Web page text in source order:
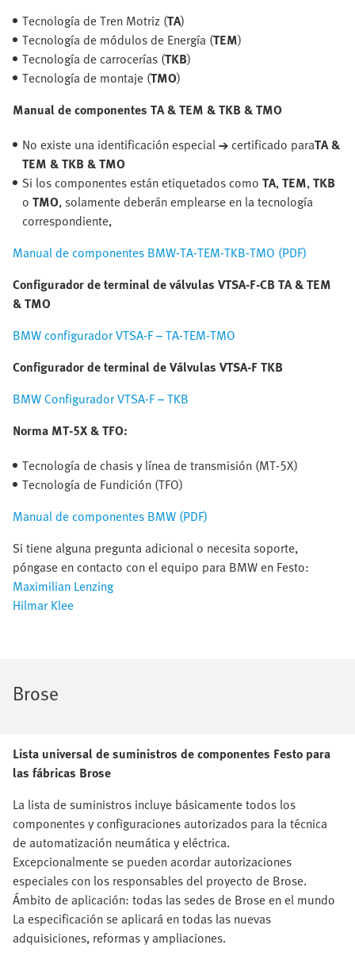
Tecnología de Tren Motriz (TA)
Tecnología de módulos de Energía (TEM)
Tecnología de carrocerías (TKB)
Tecnología de montaje (TMO)
Manual de componentes TA & TEM & TKB & TMO
No existe una identificación especial→certificado paraTA &
TEM & TKB & TMO
Si los componentes están etiquetados como TA,TEM,TKB
o TMO, solamente deberán emplearse en la tecnología
correspondiente,
Manual de componentes BMW-TA-TEM-TKB-TMO (PDF)
Configurador de terminal de válvulas VTSA-F-CB TA & TEM
& TMO
BMW configurador VTSA-F – TA-TEM-TMO
Configurador de terminal de Válvulas VTSA-F TKB
BMW Configurador VTSA-F – TKB
Norma MT-5X & TFO:
Tecnología de chasis y línea de transmisión (MT-5X)
Tecnología de Fundición (TFO)
Manual de componentes BMW (PDF)
Si tiene alguna pregunta adicional o necesita soporte,
póngase en contacto con el equipo para BMW en Festo:
Maximilian Lenzing
Hilmar Klee
Brose
Lista universal de suministros de componentes Festo para
las fábricas Brose
La lista de suministros incluye básicamente todos los
componentes y configuraciones autorizados para la técnica
de automatización neumática y eléctrica.
Excepcionalmente se pueden acordar autorizaciones
especiales con los responsables del proyecto de Brose.
Ámbito de aplicación: todas las sedes de Brose en el mundo
La especificación se aplicará en todas las nuevas
adquisiciones, reformas y ampliaciones.